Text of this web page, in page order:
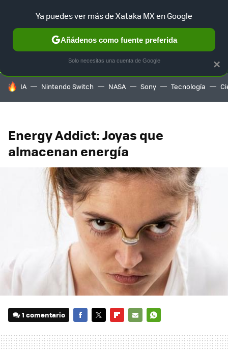
SELECCIÓN GAMING HOME AUTO TERRITORIO
HOY SE HABLA DE
IA Nintendo Switch NASA Sony Tecnología
Energy Addict: Joyas que
almacenan energía
1 comentario
MAIL
×
Ya puedes ver más de Xataka MX en Google
Añádenos como fuente preferida
Solo necesitas una cuenta de Google